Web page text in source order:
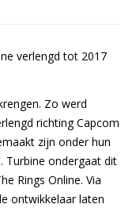
Zo werd
richting Capcom
zijn onder hun
Turbine ondergaat dit
Rings Online. Via
ontwikkelaar laten